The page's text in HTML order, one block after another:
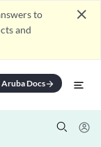
to
and
close
Aruba Docsarrow_forward